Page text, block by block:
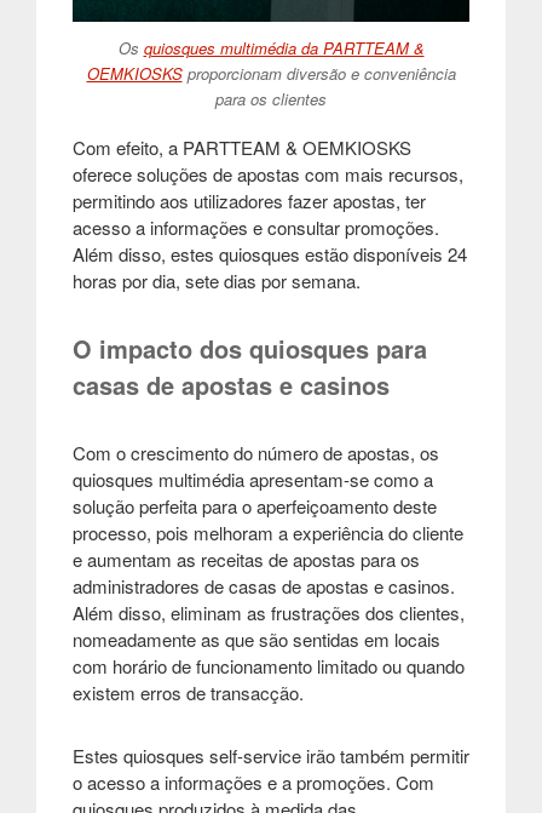
Os quiosques multimédia da PARTTEAM &
OEMKIOSKSproporcionam diversão e conveniência
para os clientes
Com efeito, a PARTTEAM & OEMKIOSKS
oferece soluções de apostas com mais recursos,
permitindo aos utilizadores fazer apostas, ter
acesso a informações e consultar promoções.
Além disso, estes quiosques estão disponíveis 24
horas por dia, sete dias por semana.
O impacto dos quiosques para
casas de apostas e casinos
Com o crescimento do número de apostas, os
quiosques multimédia apresentam-se como a
solução perfeita para o aperfeiçoamento deste
processo, pois melhoram a experiência do cliente
e aumentam as receitas de apostas para os
administradores de casas de apostas e casinos.
Além disso, eliminam as frustrações dos clientes,
nomeadamente as que são sentidas em locais
com horário de funcionamento limitado ou quando
existem erros de transacção.
Estes quiosques self-service irão também permitir
o acesso a informações e a promoções. Com